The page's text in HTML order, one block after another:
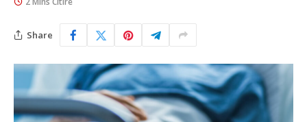
Share